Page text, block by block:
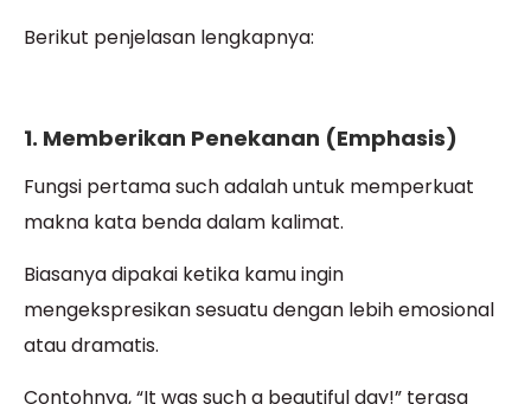
Berikut penjelasan lengkapnya:
1. Memberikan Penekanan (Emphasis)
Fungsi pertama such adalah untuk memperkuat
makna kata benda dalam kalimat.
Biasanya dipakai ketika kamu ingin
mengekspresikan sesuatu dengan lebih emosional
atau dramatis.
Contohnya, “It was such a beautiful day!” terasa